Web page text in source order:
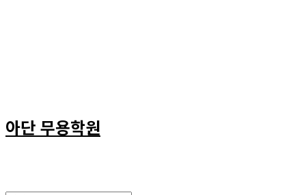
아단 무용학원